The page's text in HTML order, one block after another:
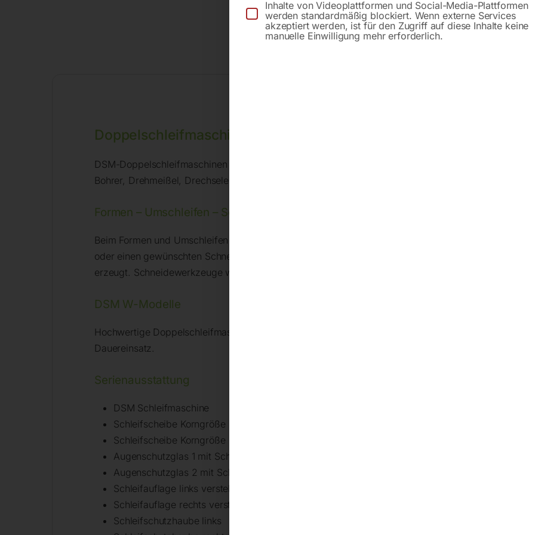
Doppelschleifmaschine DSM 250 D
DSM-Doppelschleifmaschinen ermöglichen die effiziente Schrupp- und Feinschleifbearbeitung von
Bohrer, Drehmeißel, Drechseleisen, Mäher- und Häckslermesser, Meißel, Äxte, Messer, Scheren etc.
Formen – Umschleifen – Schärfen
Beim Formen und Umschleifen wird Material mit der Schruppschleifscheibe abgetragen, um eine
oder einen gewünschten Schneidewinkel zu erzeugen. Beim Schärfen wird an einer Kontur mittels
erzeugt. Schneidewerkzeuge werden durch feines Überschleifen (Putzen) nachgeschärft.
DSM W-Modelle
Hochwertige Doppelschleifmaschinen für kräftiges Formen und präzises Schärfen. Geeignet für
Dauereinsatz.
Serienausstattung
DSM Schleifmaschine
Schleifscheibe Korngröße 36
Schleifscheibe Korngröße 60
Augenschutzglas 1 mit Schleiflupe
Augenschutzglas 2 mit Schleiflupe
Schleifauflage links verstellbar
Schleifauflage rechts verstellbar
Schleifschutzhaube links
Inhalte von Videoplattformen und Social-Media-Plattformen
werden standardmäßig blockiert. Wenn externe Services
akzeptiert werden, ist für den Zugriff auf diese Inhalte keine
manuelle Einwilligung mehr erforderlich.